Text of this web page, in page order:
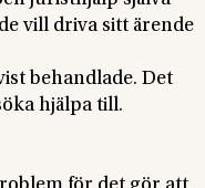
vill driva sitt ärende
behandlade. Det
hjälpa till.